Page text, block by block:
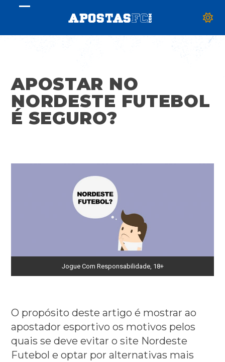
APOSTAR NO
NORDESTE FUTEBOL
É SEGURO?
Jogue Com Responsabilidade, 18+
O propósito deste artigo é mostrar ao
apostador esportivo os motivos pelos
quais se deve evitar o site Nordeste
Futebol e optar por alternativas mais